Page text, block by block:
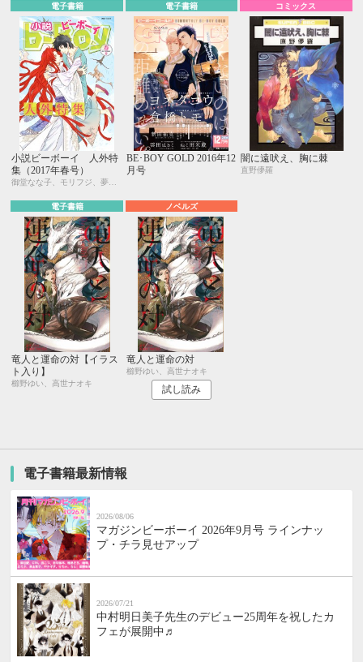
電子書籍
小説ビーボーイ 人外特
集（2017年春号）
御堂なな子、モリフジ、夢乃咲実、佐々木久美子、飯田実樹、宇喜田紅、周防佑未、水壬楓子、しおべり由生、松梶もとや、加東セツコ、桑原水菜、葛西リカコ、あじみね朔生、永井三郎、林 マキ、ひたき、aso、二駒レイム、福嶋ユッカ、水瀬結月
電子書籍
BE･BOY GOLD 2016年12
月号
コミックス
闇に遠吠え、胸に棘
直野儚羅
電子書籍
竜人と運命の対【イラス
ト入り】
櫛野ゆい、高世ナオキ
ノベルズ
竜人と運命の対
櫛野ゆい、高世ナオキ
試し読み
電子書籍最新情報
2026/08/06
マガジンビーボーイ 2026年9月号 ラインナッ
プ・チラ見せアップ
2026/07/21
中村明日美子先生のデビュー25周年を祝したカ
フェが展開中♬